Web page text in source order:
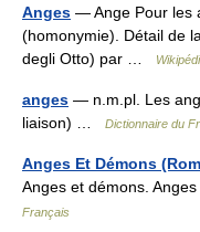
Anges — Ange Pour les
(homonymie). Détail de
degli Otto) par …
anges — n.m.pl. Les
liaison) …
Dictionnaire du
Anges Et Démons
Anges et démons.
Français